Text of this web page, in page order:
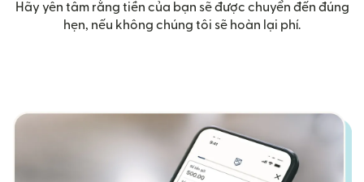
Hãy yên tâm rằng tiền của bạn sẽ được chuyển đến đúng
hẹn, nếu không chúng tôi sẽ hoàn lại phí.